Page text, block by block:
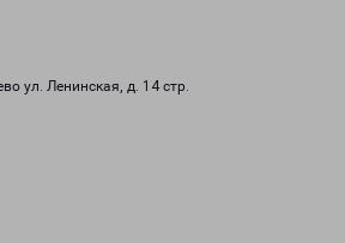
ул. Ленинская, д. 14 стр.